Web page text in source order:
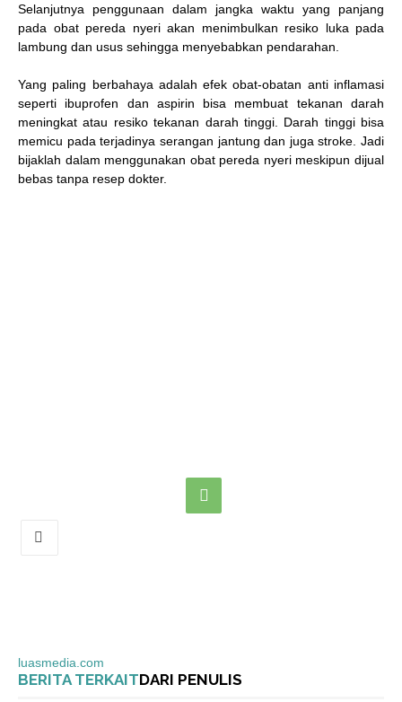
Selanjutnya penggunaan dalam jangka waktu yang panjang
pada obat pereda nyeri akan menimbulkan resiko luka pada
lambung dan usus sehingga menyebabkan pendarahan.
Yang paling berbahaya adalah efek obat-obatan anti inflamasi
seperti ibuprofen dan aspirin bisa membuat tekanan darah
meningkat atau resiko tekanan darah tinggi. Darah tinggi bisa
memicu pada terjadinya serangan jantung dan juga stroke. Jadi
bijaklah dalam menggunakan obat pereda nyeri meskipun dijual
bebas tanpa resep dokter.
luasmedia.com
BERITA TERKAITDARI PENULIS